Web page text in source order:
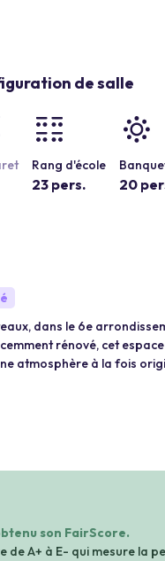
de salle
Rang d'école
23 pers. 20
dans le 6e
rénové, cet
atmosphère à la fois
son FairScore.
de A+ à E- qui mesure la